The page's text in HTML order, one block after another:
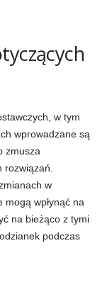
w tym
wprowadzane są
zmusza
w
wpłynąć na
na bieżąco z tymi
podczas